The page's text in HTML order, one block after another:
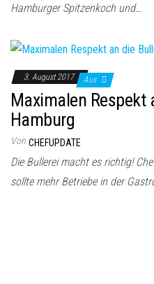
Hamburger Spitzenkoch und…
3. August 2017 Aus
Maximalen Respekt
Hamburg
Von CHEFUPDATE
Die Bullerei macht es richtig!
sollte mehr Betriebe in der